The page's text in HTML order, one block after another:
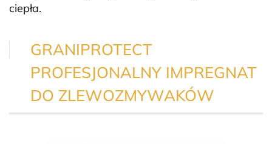
ciepła.
GRANIPROTECT
PROFESJONALNY IMPREGNAT
DO ZLEWOZMYWAKÓW